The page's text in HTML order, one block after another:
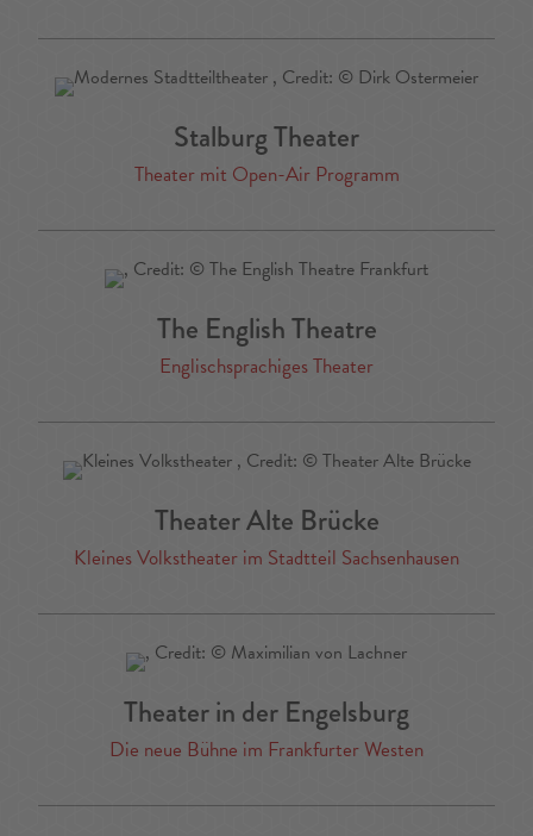
Stalburg Theater
Theater mit Open-Air Programm
The English Theatre
Englischsprachiges Theater
Theater Alte Brücke
Kleines Volkstheater im Stadtteil Sachsenhausen
Theater in der Engelsburg
Die neue Bühne im Frankfurter Westen